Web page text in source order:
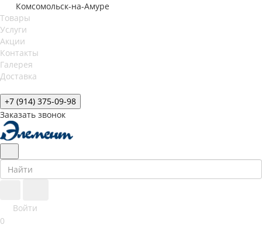
Комсомольск-на-Амуре
Товары
Услуги
Акции
Контакты
Галерея
Доставка
+7 (914) 375-09-98
Заказать звонок
Войти
0